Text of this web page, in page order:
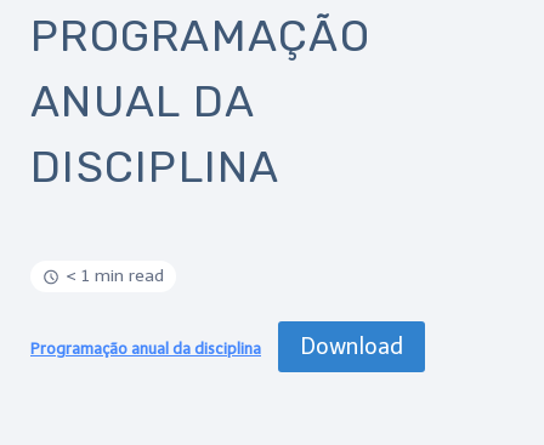
PROGRAMAÇÃO
ANUAL DA
DISCIPLINA
< 1 min read
Programação anual da disciplina Download